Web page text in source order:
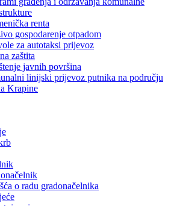
renta
gospodarenje otpadom
za autotaksi prijevoz
zaštita
javnih površina
linijski prijevoz putnika na području
Krapine
o radu gradonačelnika